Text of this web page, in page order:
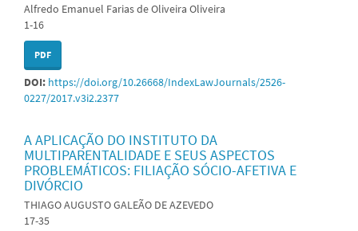
Alfredo Emanuel Farias de Oliveira Oliveira
1-16
PDF
DOI: https://doi.org/10.26668/IndexLawJournals/2526-
0227/2017.v3i2.2377
A APLICAÇÃO DO INSTITUTO DA
MULTIPARENTALIDADE E SEUS ASPECTOS
PROBLEMÁTICOS: FILIAÇÃO SÓCIO-AFETIVA E
DIVÓRCIO
THIAGO AUGUSTO GALEÃO DE AZEVEDO
17-35